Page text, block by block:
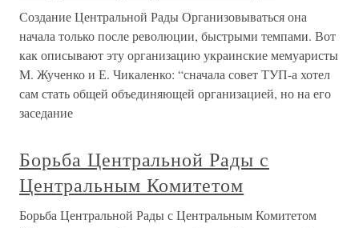
Создание Центральной Рады Организовываться она
начала только после революции, быстрыми темпами. Вот
как описывают эту организацию украинские мемуаристы
М. Жученко и Е. Чикаленко: “сначала совет ТУП-а хотел
сам стать общей объединяющей организацией, но на его
заседание
Борьба Центральной Рады с
Центральным Комитетом
Борьба Центральной Рады с Центральным Комитетом